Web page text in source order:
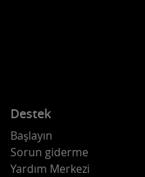
Destek
Başlayın
Sorun giderme
Yardım Merkezi